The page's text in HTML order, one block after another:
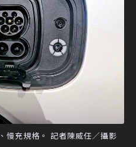
慢充規格。 記者陳威任／攝影